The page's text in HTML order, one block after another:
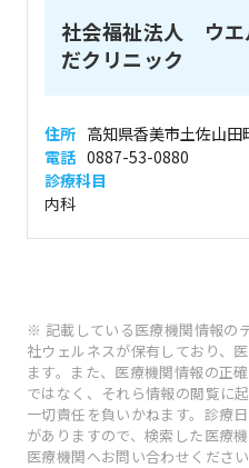
社会福祉法人 ウ
だクリニック
住所 高知県香美市土佐山田
電話 0887-53-0880
診療科目
内科
※ 記載している医療機関情報の
社ウェルネスが保有しており、
ます。また、医療機関情報の正
ではなく、それら情報の閲覧に
一切責任を負いかねます。診療
がありますので、検索した医療
医療機関へお問い合わせください